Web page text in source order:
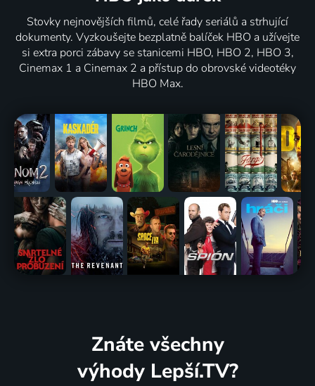
Stovky nejnovějších filmů, celé řady seriálů a strhující
dokumenty. Vyzkoušejte bezplatně balíček HBO a užívejte
si extra porci zábavy se stanicemi HBO, HBO 2, HBO 3,
Cinemax 1 a Cinemax 2 a přístup do obrovské videotéky
HBO Max.
Znáte všechny
výhody Lepší.TV?